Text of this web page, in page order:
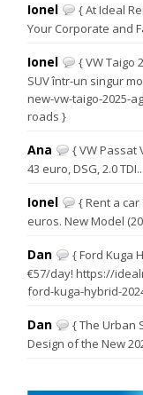
Ionel
{ At Ideal
Your Corporate and
Ionel
{ VW Taigo
SUV într-un singur
new-vw-taigo-2025-
roads }
Ana
{ VW Passat
43 euro, DSG, 2.0
Ionel
{ Rent a car
euros. New Model
Dan
{ Ford Kuga
€57/day! https://
ford-kuga-hybrid-
Dan
{ The Urban
Design of the New